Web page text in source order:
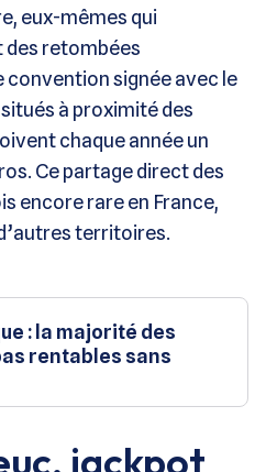
eux-mêmes qui
retombées
convention signée avec le
à proximité des
chaque année un
Ce partage direct des
encore rare en France,
territoires.
: la majorité des
rentables sans
jackpot